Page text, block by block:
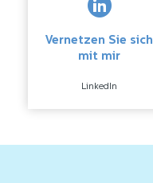
Vernetzen Sie sich
mit mir
LinkedIn